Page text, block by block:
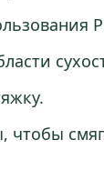
чтобы